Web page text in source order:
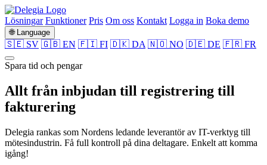
Lösningar Funktioner Pris Om oss Kontakt Logga in Boka demo
🌐 Language
🇸🇪 SV 🇬🇧 EN 🇫🇮 FI 🇩🇰 DA 🇳🇴 NO 🇩🇪 DE 🇫🇷 FR
Spara tid och pengar
Allt från inbjudan till registrering till
fakturering
Delegia rankas som Nordens ledande leverantör av IT-verktyg till
mötesindustrin. Få full kontroll på dina deltagare. Enkelt att komma
igång!